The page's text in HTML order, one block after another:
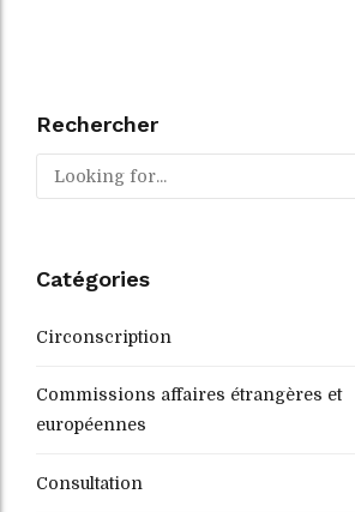
Rechercher
Catégories
Circonscription
Commissions affaires étrangères et
européennes
Consultation